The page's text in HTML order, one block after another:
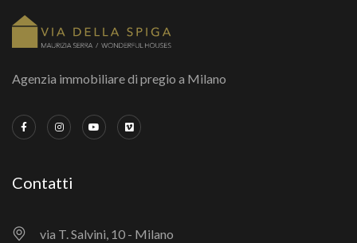
Agenzia immobiliare di pregio a Milano
Contatti
via T. Salvini, 10 - Milano